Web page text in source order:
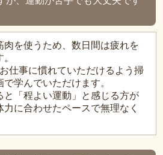
肉を使うため、数日間は疲れを
仕事に慣れていただけるよう掃
学んでいただけます。
と「程よい運動」と感じる方が
に合わせたペースで無理なく